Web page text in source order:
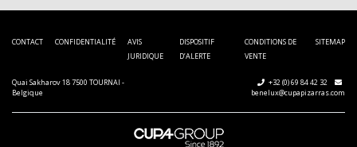
CONTACT CONFIDENTIALITÉ
AVIS
JURIDIQUE
DISPOSITIF
D’ALERTE
CONDITIONS DE
VENTE
SITEMAP
Quai Sakharov 18 7500 TOURNAI -
Belgique
+32 (0) 69 84 42 32
benelux@cupapizarras.com